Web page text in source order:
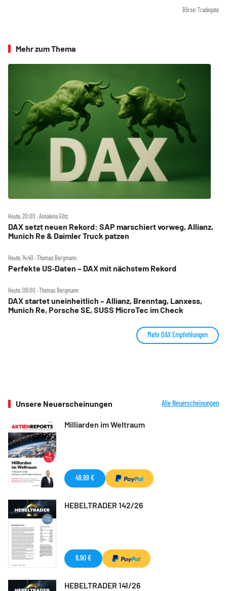
Börse: Tradegate
Mehr zum Thema
Heute, 20:00 ‧ Annalena Götz
DAX setzt neuen Rekord: SAP marschiert vorweg, Allianz,
Munich Re & Daimler Truck patzen
Heute, 14:40 ‧ Thomas Bergmann
Perfekte US‑Daten – DAX mit nächstem Rekord
Heute, 09:00 ‧ Thomas Bergmann
DAX startet uneinheitlich – Allianz, Brenntag, Lanxess,
Munich Re, Porsche SE, SUSS MicroTec im Check
Mehr DAX Empfehlungen
Unsere Neuerscheinungen Alle Neuerscheinungen
Milliarden im Weltraum
49,99 €
HEBELTRADER 142/26
9,90 €
HEBELTRADER 141/26